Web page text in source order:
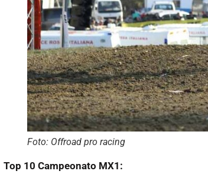
Foto: Offroad pro racing
Top 10 Campeonato MX1: